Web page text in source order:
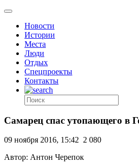
Новости
Истории
Места
Люди
Отдых
Спецпроекты
Контакты
Самарец спас утопающего в
09 ноября 2016, 15:42 2 080
Автор: Антон Черепок